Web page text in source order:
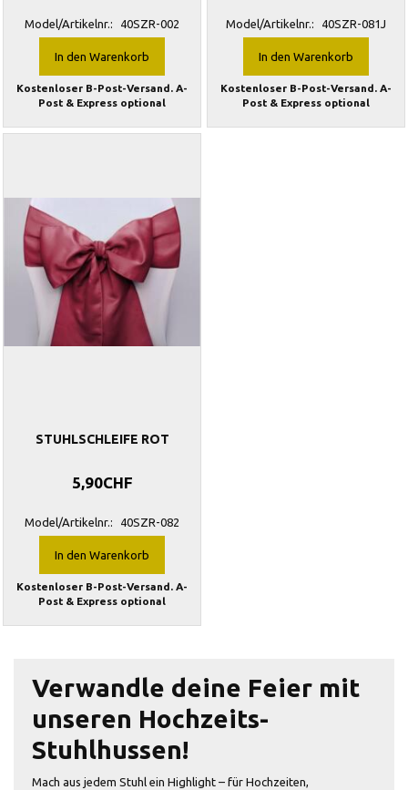
Model/Artikelnr.: 40SZR-002
In den Warenkorb
Kostenloser B-Post-Versand. A-
Post & Express optional
Model/Artikelnr.: 40SZR-081J
In den Warenkorb
Kostenloser B-Post-Versand. A-
Post & Express optional
STUHLSCHLEIFE ROT
5,90CHF
Model/Artikelnr.: 40SZR-082
In den Warenkorb
Kostenloser B-Post-Versand. A-
Post & Express optional
Verwandle deine Feier mit
unseren Hochzeits-
Stuhlhussen!
Mach aus jedem Stuhl ein Highlight – für Hochzeiten,